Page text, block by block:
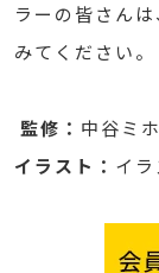
ラーの皆さん
みてください。
監修： 中谷ミホ
イラスト： イ